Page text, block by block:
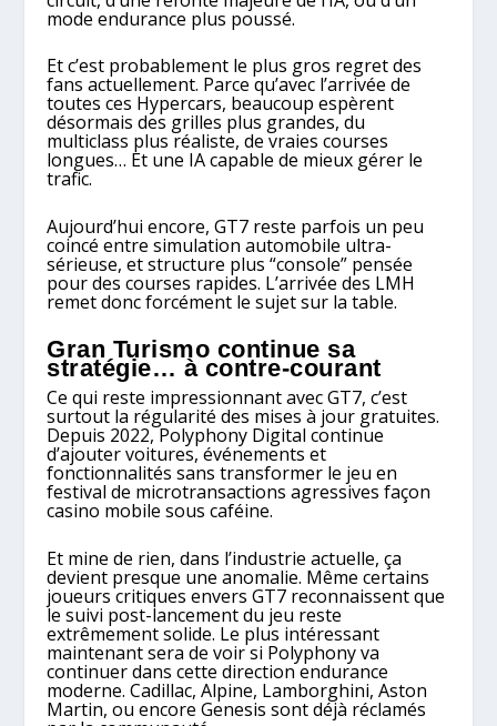
mode endurance plus poussé.
Et c’est probablement le plus gros regret des
fans actuellement. Parce qu’avec l’arrivée de
toutes ces Hypercars, beaucoup espèrent
désormais des grilles plus grandes, du
multiclass plus réaliste, de vraies courses
longues… Et une IA capable de mieux gérer le
trafic.
Aujourd’hui encore, GT7 reste parfois un peu
coincé entre simulation automobile ultra-
sérieuse, et structure plus “console” pensée
pour des courses rapides. L’arrivée des LMH
remet donc forcément le sujet sur la table.
Gran Turismo continue sa
stratégie… à contre-courant
Ce qui reste impressionnant avec GT7, c’est
surtout la régularité des mises à jour gratuites.
Depuis 2022, Polyphony Digital continue
d’ajouter voitures, événements et
fonctionnalités sans transformer le jeu en
festival de microtransactions agressives façon
casino mobile sous caféine.
Et mine de rien, dans l’industrie actuelle, ça
devient presque une anomalie. Même certains
joueurs critiques envers GT7 reconnaissent que
le suivi post-lancement du jeu reste
extrêmement solide. Le plus intéressant
maintenant sera de voir si Polyphony va
continuer dans cette direction endurance
moderne. Cadillac, Alpine, Lamborghini, Aston
Martin, ou encore Genesis sont déjà réclamés